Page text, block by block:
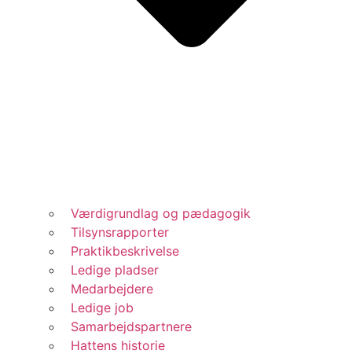
Værdigrundlag og pædagogik
Tilsynsrapporter
Praktikbeskrivelse
Ledige pladser
Medarbejdere
Ledige job
Samarbejdspartnere
Hattens historie